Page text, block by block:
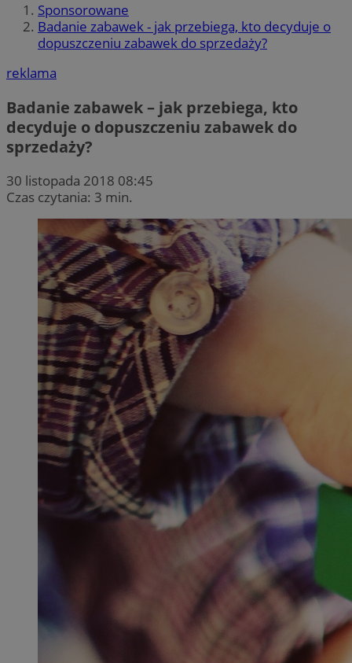
Sponsorowane
Badanie zabawek - jak przebiega, kto decyduje o
dopuszczeniu zabawek do sprzedaży?
reklama
Badanie zabawek – jak przebiega, kto
decyduje o dopuszczeniu zabawek do
sprzedaży?
30 listopada 2018 08:45
Czas czytania: 3 min.